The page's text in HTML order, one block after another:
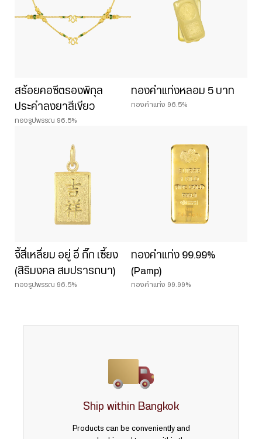
สร้อยคอซีตรองพิกุล
ประคำลงยาสีเขียว
ทองรูปพรรณ 96.5%
ทองคำแท่งหลอม 5 บาท
ทองคำแท่ง 96.5%
จี้สี่เหลี่ยม อยู่ อี่ กิ๊ก เซี้ยง
(สิริมงคล สมปรารถนา)
ทองรูปพรรณ 96.5%
ทองคำแท่ง 99.99%
(Pamp)
ทองคำแท่ง 99.99%
Ship within Bangkok
Products can be conveniently and